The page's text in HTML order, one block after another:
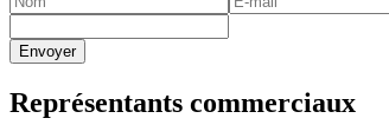
Envoyer
Représentants commerciaux